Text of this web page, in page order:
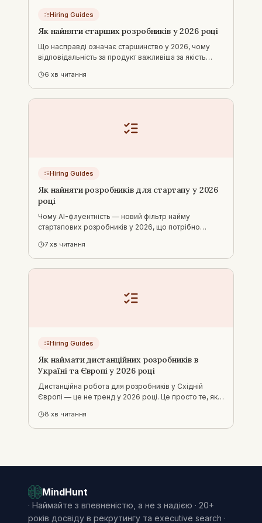
Hiring Guides
Як найняти старших розробників у 2026 році
Що насправді означає старшинство у 2026, чому
відповідальність за продукт важливіша за якість
бенчмарки для старших розробників в Україні.
6 хв читання
Hiring Guides
Як найняти розробників для стартапу у 2026
році
Чому AI-флуентність — новий фільтр найму
стартапових розробників у 2026, що потрібно
зарплатні бенчмарки для України.
7 хв читання
Hiring Guides
Як наймати дистанційних розробників в
Україні та Європі у 2026 році
Дистанційна робота для розробників у Східній
Європі — це не тренд у 2026 році. Це просто те, як
дистанційних розробників з України та Східної
Європи.
8 хв читання
MindHunt
· Наймайте з впевненістю, а не з надією · 20+
років досвіду в рекрутингу та executive search ·